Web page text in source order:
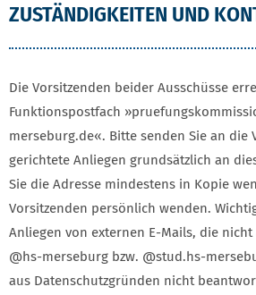
ZUSTÄNDIGKEITEN UND
Die Vorsitzenden beider Ausschüsse
Funktionspostfach
merseburg.de«. Bitte senden Sie an die
gerichtete Anliegen grundsätzlich an
Sie die Adresse mindestens in Kopie
Vorsitzenden persönlich wenden.
Anliegen von externen E-Mails, die
@hs-merseburg bzw. @stud.hs-
aus Datenschutzgründen nicht